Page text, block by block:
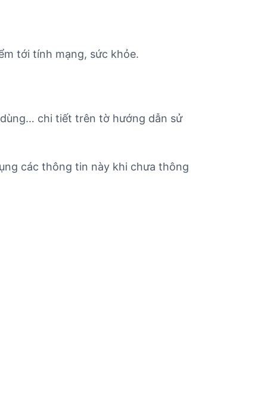
tới tính mạng, sức khỏe.
chi tiết trên tờ hướng dẫn sử
các thông tin này khi chưa thông